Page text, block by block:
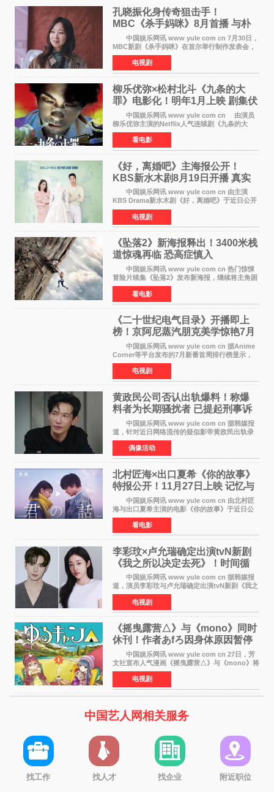
孔晓振化身传奇狙击手！
MBC《杀手妈咪》8月首播 与朴
恩斌展开收视对决
中国娱乐网讯 www yule com cn 7月30日，
MBC新剧《杀手妈咪》在首尔举行制作发表会，
主演孔晓振、郑准元、李相二、无真星、崔宇
成、李银泉等人一同出席，为新剧宣传造势。这
是孔晓振继《毛骨
电视剧
柳乐优弥×松村北斗《九条的大
罪》电影化！明年1月上映 剧集伏
笔将全面揭晓
中国娱乐网讯 www yule com cn 由演员
柳乐优弥主演的Netflix人气连续剧《九条的大
罪》正式宣布改编为电影，将于明年1月8日全国
上映。柳乐优弥与SixTONES松村北斗再度联
手，为观众带来这部
看电影
《好，离婚吧》主海报公开！
KBS新水木剧8月19日开播 真实
离婚体验记来袭
中国娱乐网讯 www yule com cn 由主演
KBS Drama新水木剧《好，离婚吧》于近日公开
主海报，正式进入开播倒计时。 海报中，男
女主角背对背站立，各自望向不同方向，中央的
空白与冷漠的表情
电视剧
《坠落2》新海报释出！3400米栈
道惊魂再临 恐高症慎入
中国娱乐网讯 www yule com cn 热门惊悚
冒险片续集《坠落2》发布新海报，继续将主角困
于绝境高处——这一次，是摇摇欲坠的徒步栈
道。该片将于今年9月2日北美上映，恐高症患者
请提前做好心理
看电影
《二十世纪电气目录》开播即上
榜！京阿尼蒸汽朋克美学惊艳7月
新番季
中国娱乐网讯 www yule com cn 据Anime
Corner等平台发布的7月新番首周排行榜显示，
由京都动画制作的《二十世纪电气目录》在多个
榜单中表现亮眼，位列AniLab全球TOP10第十
名。该剧改编自结
电视剧
黄政民公司否认出轨爆料！称爆
料者为长期骚扰者 已提起刑事诉
中国娱乐网讯 www yule com cn 据韩媒报
道，针对近日网络流传的疑似影帝黄政民出轨录
音及短信爆料，黄政民所属经纪公司于今日正式
发表声明，明确否认相关传闻。 公司表示，
爆料者是一名长
偶像活动
北村匠海×出口夏希《你的故事》
特报公开！11月27日上映 记忆与
初恋的奇幻交织
中国娱乐网讯 www yule com cn 由北村匠
海与出口夏希主演的电影《你的故事》于近日公
开特报影像，正式定档11月27日上映。 本片
改编自三秋缒同名小说，编剧由曾执笔《孤独摇
滚！》的吉田惠
看电影
李彩玟×卢允瑞确定出演tvN新剧
《我之所以决定去死》！时间循
环青春爱情来袭
中国娱乐网讯 www yule com cn 据韩媒报
道，演员李彩玟与卢允瑞确定出演tvN新剧《我之
所以决定去死》，分别担任男女主角。该剧预计
将于明年播出，引发观众期待。 本剧改编自
NAVER同名人气
电视剧
《摇曳露营△》与《mono》同时
休刊！作者あfろ因身体原因暂停
双连载
中国娱乐网讯 www yule com cn 27日，芳
文社宣布人气漫画《摇曳露营△》与《mono》将
暂停连载一段时间，原因是漫画家あfろ身体状况
不佳。 编辑部表示：一直承蒙各位对
《mono》的喜爱，
电视剧
中国艺人网相关服务
找工作 找人才 找企业 附近职位